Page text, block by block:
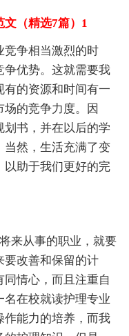
（精选7篇）1
竞争相当激烈的时
争优势。这就需要我
的资源和时间有一
的竞争力度。因
划书，并在以后的学
当然，生活充满了变
以助于我们更好的完
来从事的职业，就要
要改善和保留的计
情心，而且注重自
在校就读护理专业
作能力的培养，而我